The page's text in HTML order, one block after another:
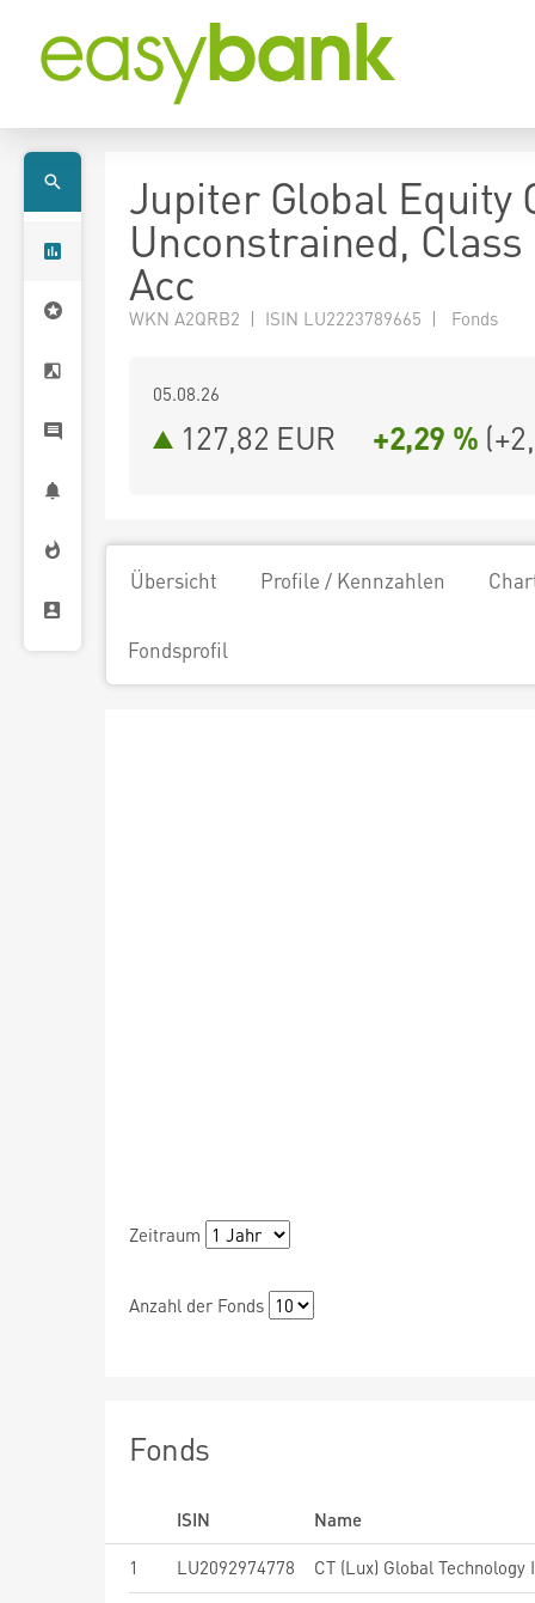
Jupiter Global Equity
Unconstrained, Class
Acc
WKN A2QRB2 | ISIN LU2223789665 | Fonds
05.08.26
127,82 EUR +2,29 % (
Übersicht Profile / Kennzahlen
Fondsprofil
Zeitraum
Anzahl der Fonds
Fonds
ISIN
Name
1
LU2092974778 CT (Lux) Global Technology